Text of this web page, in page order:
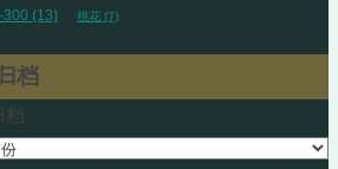
300 (13) 桃花 (7)
档
档